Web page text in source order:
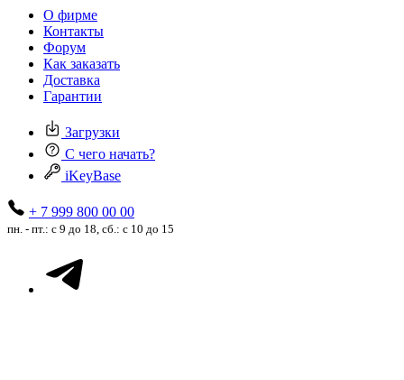
О фирме
Контакты
Форум
Как заказать
Доставка
Гарантии
Загрузки
С чего начать?
iKeyBase
+ 7 999 800 00 00
пн. - пт.: с 9 до 18, сб.: с 10 до 15